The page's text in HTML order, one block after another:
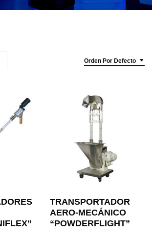
Orden Por Defecto
TRANSPORTADOR
AERO-MECÁNICO
“POWDERFLIGHT”